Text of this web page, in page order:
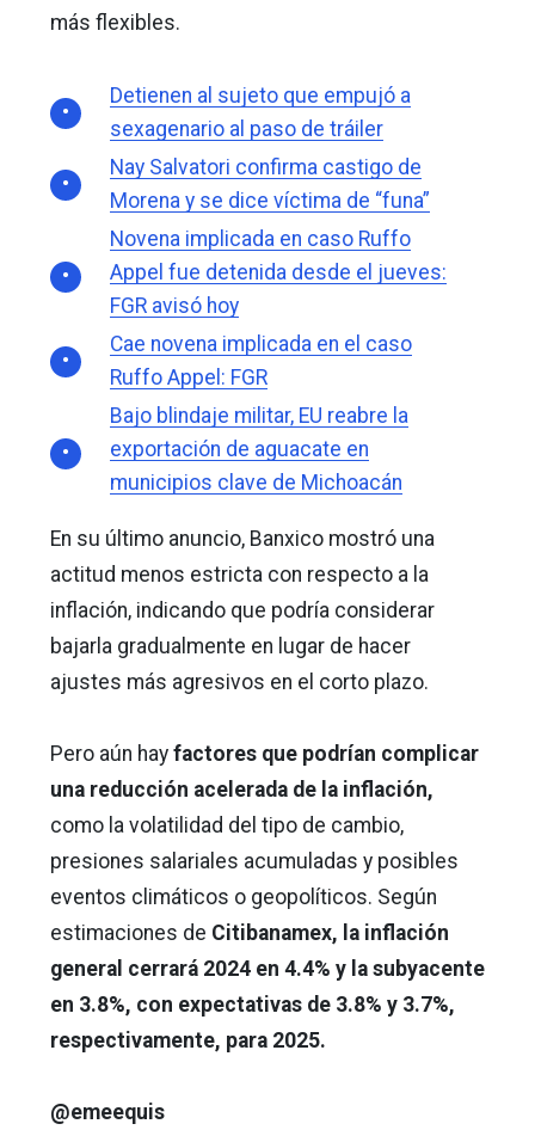
más flexibles.
Detienen al sujeto que empujó a
sexagenario al paso de tráiler
Nay Salvatori confirma castigo de
Morena y se dice víctima de “funa”
Novena implicada en caso Ruffo
Appel fue detenida desde el jueves:
FGR avisó hoy
Cae novena implicada en el caso
Ruffo Appel: FGR
Bajo blindaje militar, EU reabre la
exportación de aguacate en
municipios clave de Michoacán
En su último anuncio, Banxico mostró una
actitud menos estricta con respecto a la
inflación, indicando que podría considerar
bajarla gradualmente en lugar de hacer
ajustes más agresivos en el corto plazo.
Pero aún hay factores que podrían complicar
una reducción acelerada de la inflación,
como la volatilidad del tipo de cambio,
presiones salariales acumuladas y posibles
eventos climáticos o geopolíticos. Según
estimaciones de Citibanamex, la inflación
general cerrará 2024 en 4.4% y la subyacente
en 3.8%, con expectativas de 3.8% y 3.7%,
respectivamente, para 2025.
@emeequis